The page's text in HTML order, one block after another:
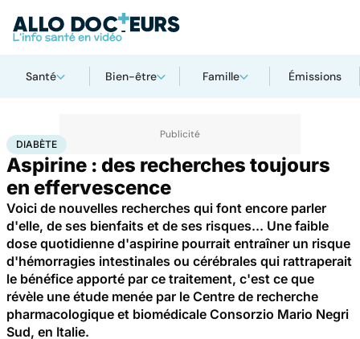
Santé Bien-être Famille Émissions
AccueilSanté
DIABÈTE
Aspirine : des recherches toujours
en effervescence
Voici de nouvelles recherches qui font encore parler
d'elle, de ses bienfaits et de ses risques... Une faible
dose quotidienne d'aspirine pourrait entraîner un risque
d'hémorragies intestinales ou cérébrales qui rattraperait
le bénéfice apporté par ce traitement, c'est ce que
révèle une étude menée par le Centre de recherche
pharmacologique et biomédicale Consorzio Mario Negri
Sud, en Italie.